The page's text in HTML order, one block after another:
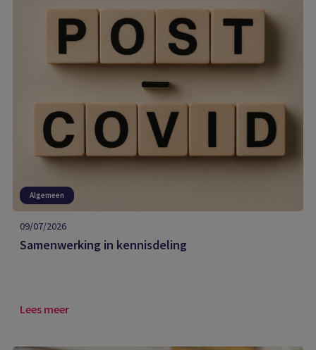
Algemeen
09/07/2026
Samenwerking in kennisdeling
Lees meer